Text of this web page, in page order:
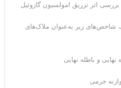
شاخص‌های زیر به‌عنوان ملاک‌های
نهایی و باطله نهایی
جرمی